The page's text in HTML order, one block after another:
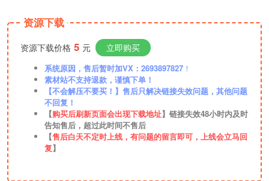
资源下载
资源下载价格 5 元 立即购买
系统原因，售后暂时加VX：2693897827 ！
素材站不支持退款，谨慎下单！
【不会解压不要买！】售后只解决链接失效问题，其他问题
不回复！
【购买后刷新页面会出现下载地址】链接失效48小时内及时
告知售后，超过此时间不售后
【售后白天不定时上线，有问题的留言即可，上线会立马回
复】